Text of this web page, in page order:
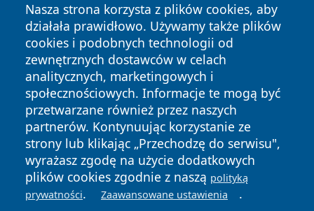
Nasza strona korzysta z plików cookies, aby
działała prawidłowo. Używamy także plików
cookies i podobnych technologii od
zewnętrznych dostawców w celach
analitycznych, marketingowych i
społecznościowych. Informacje te mogą być
przetwarzane również przez naszych
partnerów. Kontynuując korzystanie ze
strony lub klikając „Przechodzę do serwisu",
wyrażasz zgodę na użycie dodatkowych
plików cookies zgodnie z naszą polityką
prywatności. Zaawansowane ustawienia .
Copyright © 2026 portalkalisz.pl Wszystkie prawa
zastrzeżone.
News Autorzy
Polityka
Prywatności
Polityka
Cookies